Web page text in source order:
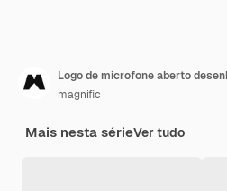
Logo de microfone aberto
magnific
Mais nesta sérieVer tudo